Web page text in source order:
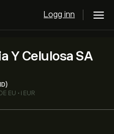
Logg inn
Y Celulosa SA
EU • i EUR